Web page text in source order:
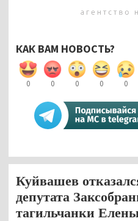
КАК ВАМ НОВОСТЬ?
0 0 0 0 0
Куйвашев
депутата
тагильчанки